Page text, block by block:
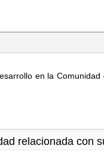
en la
relacionada con